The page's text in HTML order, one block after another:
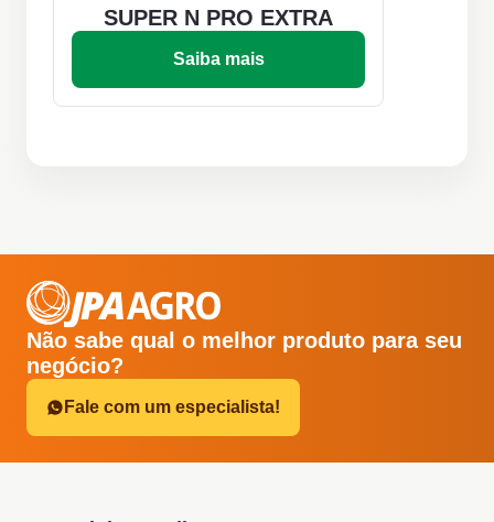
SUPER N PRO EXTRA
Saiba mais
Não sabe qual o melhor produto para seu
negócio?
Fale com um especialista!